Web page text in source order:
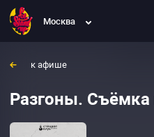
Москва
к афише
Разгоны.